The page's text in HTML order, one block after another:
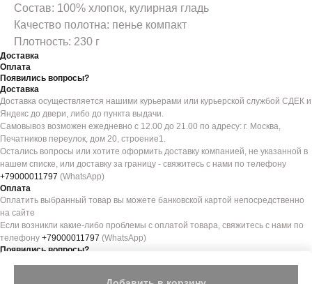
Состав: 100% хлопок, кулирная гладь
Качество полотна: пенье компакт
Плотность: 230 г
Доставка
Оплата
Появились вопросы?
Доставка
Доставка осуществляется нашими курьерами или курьерской службой СДЕК и
Яндекс до двери, либо до пункта выдачи.
Самовывоз возможен ежедневно с 12.00 до 21.00 по адресу: г. Москва,
Печатников переулок, дом 20, строение1.
Остались вопросы или хотите оформить доставку компанией, не указанной в
нашем списке, или доставку за границу - свяжитесь с нами по телефону
+79000011797 (WhatsApp)
Оплата
Оплатить выбранный товар вы можете банковской картой непосредственно
на сайте
Если возникли какие-либо проблемы с оплатой товара, свяжитесь с нами по
телефону +79000011797 (WhatsApp)
Появились вопросы?